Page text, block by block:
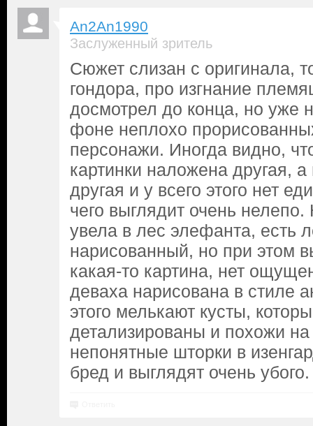
An2An1990
Заслуженный зритель
Сюжет слизан с оригинала,
гондора, про изгнание
досмотрел до конца, но уже
фоне неплохо
персонажи. Иногда видно,
картинки наложена другая,
другая и у всего этого нет
чего выглядит очень
увела в лес элефанта, есть
нарисованный, но при этом
какая-то картина, нет
деваха нарисована в стиле
этого мелькают кусты,
детализированы и похожи
непонятные шторки в
бред и выглядят очень убого.